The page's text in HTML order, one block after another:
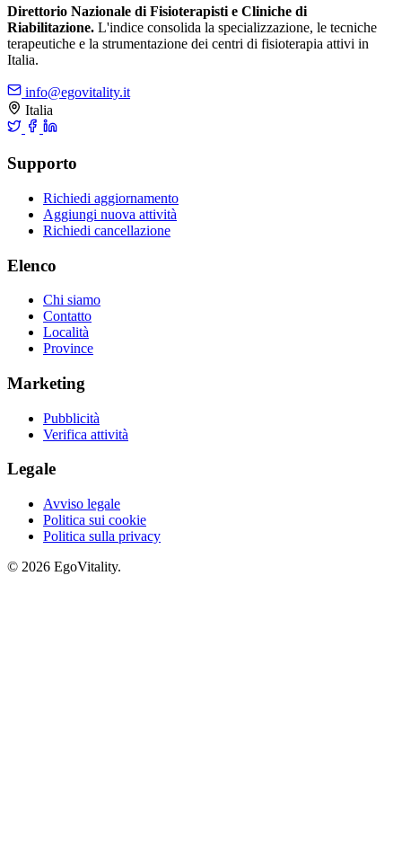
Direttorio Nazionale di Fisioterapisti e Cliniche di
Riabilitazione. L'indice consolida la specializzazione, le tecniche
terapeutiche e la strumentazione dei centri di fisioterapia attivi in
Italia.
info@egovitality.it
Italia
Supporto
Richiedi aggiornamento
Aggiungi nuova attività
Richiedi cancellazione
Elenco
Chi siamo
Contatto
Località
Province
Marketing
Pubblicità
Verifica attività
Legale
Avviso legale
Politica sui cookie
Politica sulla privacy
© 2026 EgoVitality.